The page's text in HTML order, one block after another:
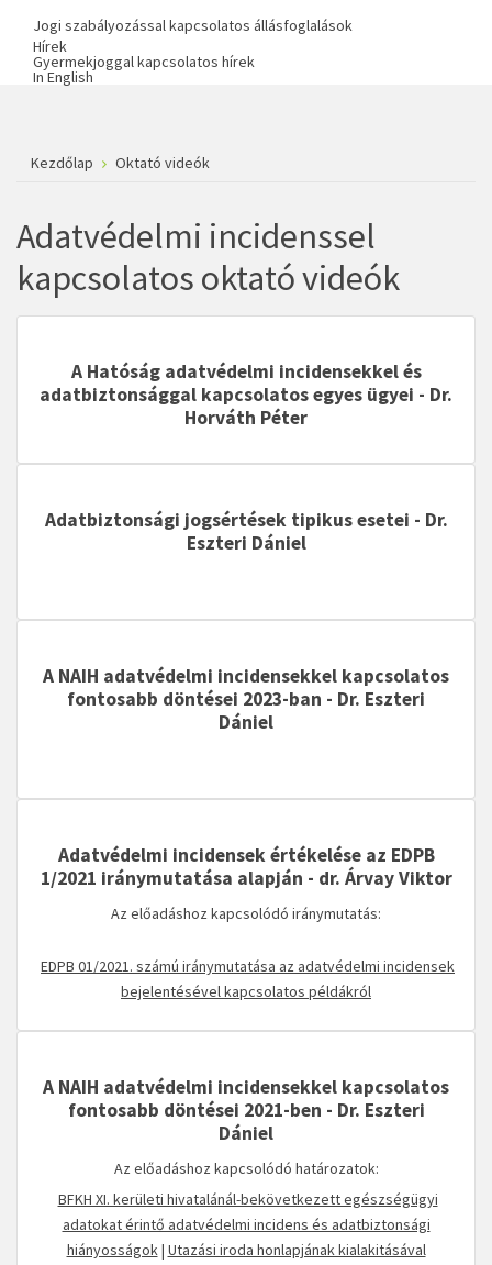
Jogi szabályozással kapcsolatos állásfoglalások
Hírek
Gyermekjoggal kapcsolatos hírek
In English
Kezdőlap Oktató videók
Adatvédelmi incidenssel
kapcsolatos oktató videók
A Hatóság adatvédelmi incidensekkel és
adatbiztonsággal kapcsolatos egyes ügyei - Dr.
Horváth Péter
Adatbiztonsági jogsértések tipikus esetei - Dr.
Eszteri Dániel
A NAIH adatvédelmi incidensekkel kapcsolatos
fontosabb döntései 2023-ban - Dr. Eszteri
Dániel
Adatvédelmi incidensek értékelése az EDPB
1/2021 iránymutatása alapján - dr. Árvay Viktor
Az előadáshoz kapcsolódó iránymutatás:
EDPB 01/2021. számú iránymutatása az adatvédelmi incidensek
bejelentésével kapcsolatos példákról
A NAIH adatvédelmi incidensekkel kapcsolatos
fontosabb döntései 2021-ben - Dr. Eszteri
Dániel
Az előadáshoz kapcsolódó határozatok:
BFKH XI. kerületi hivatalánál-bekövetkezett egészségügyi
adatokat érintő adatvédelmi incidens és adatbiztonsági
hiányosságok| Utazási iroda honlapjának kialakitásával